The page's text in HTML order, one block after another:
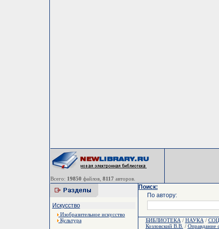
Всего: 19850 файлов, 8117 авторов.
Искусство
Изобразительное искусство
Культура
Поиск:
По автору:
БИБЛИОТЕКА / НАУКА /
Козловский В.В. / Оправдание